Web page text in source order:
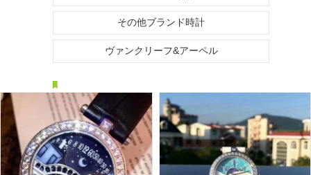
その他ブランド時計
ヴァンクリーフ&アーペル